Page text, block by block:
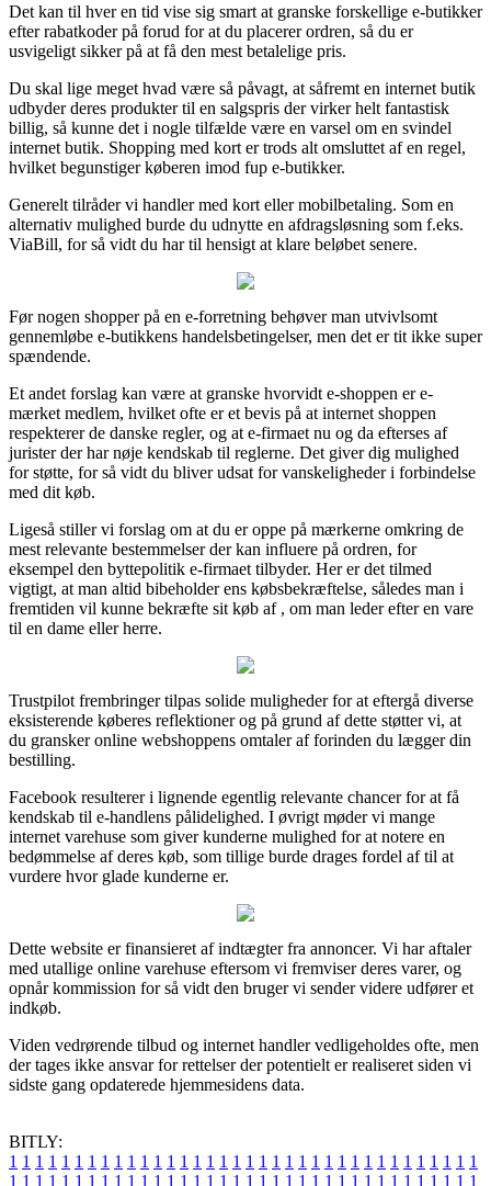
Det kan til hver en tid vise sig smart at granske forskellige e-butikker
efter rabatkoder på forud for at du placerer ordren, så du er
usvigeligt sikker på at få den mest betalelige pris.
Du skal lige meget hvad være så påvagt, at såfremt en internet butik
udbyder deres produkter til en salgspris der virker helt fantastisk
billig, så kunne det i nogle tilfælde være en varsel om en svindel
internet butik. Shopping med kort er trods alt omsluttet af en regel,
hvilket begunstiger køberen imod fup e-butikker.
Generelt tilråder vi handler med kort eller mobilbetaling. Som en
alternativ mulighed burde du udnytte en afdragsløsning som f.eks.
ViaBill, for så vidt du har til hensigt at klare beløbet senere.
Før nogen shopper på en e-forretning behøver man utvivlsomt
gennemløbe e-butikkens handelsbetingelser, men det er tit ikke super
spændende.
Et andet forslag kan være at granske hvorvidt e-shoppen er e-
mærket medlem, hvilket ofte er et bevis på at internet shoppen
respekterer de danske regler, og at e-firmaet nu og da efterses af
jurister der har nøje kendskab til reglerne. Det giver dig mulighed
for støtte, for så vidt du bliver udsat for vanskeligheder i forbindelse
med dit køb.
Ligeså stiller vi forslag om at du er oppe på mærkerne omkring de
mest relevante bestemmelser der kan influere på ordren, for
eksempel den byttepolitik e-firmaet tilbyder. Her er det tilmed
vigtigt, at man altid bibeholder ens købsbekræftelse, således man i
fremtiden vil kunne bekræfte sit køb af , om man leder efter en vare
til en dame eller herre.
Trustpilot frembringer tilpas solide muligheder for at eftergå diverse
eksisterende køberes reflektioner og på grund af dette støtter vi, at
du gransker online webshoppens omtaler af forinden du lægger din
bestilling.
Facebook resulterer i lignende egentlig relevante chancer for at få
kendskab til e-handlens pålidelighed. I øvrigt møder vi mange
internet varehuse som giver kunderne mulighed for at notere en
bedømmelse af deres køb, som tillige burde drages fordel af til at
vurdere hvor glade kunderne er.
Dette website er finansieret af indtægter fra annoncer. Vi har aftaler
med utallige online varehuse eftersom vi fremviser deres varer, og
opnår kommission for så vidt den bruger vi sender videre udfører et
indkøb.
Viden vedrørende tilbud og internet handler vedligeholdes ofte, men
der tages ikke ansvar for rettelser der potentielt er realiseret siden vi
sidste gang opdaterede hjemmesidens data.
BITLY:
1 1 1 1 1 1 1 1 1 1 1 1 1 1 1 1 1 1 1 1 1 1 1 1 1 1 1 1 1 1 1 1 1 1 1 1
1 1 1 1 1 1 1 1 1 1 1 1 1 1 1 1 1 1 1 1 1 1 1 1 1 1 1 1 1 1 1 1 1 1 1 1